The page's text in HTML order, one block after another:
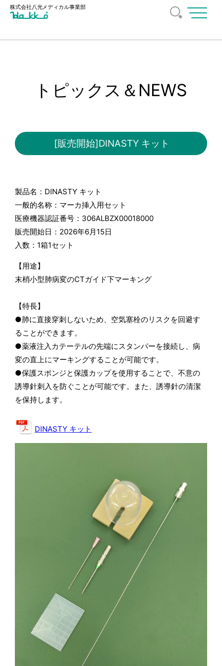
株式会社八光メディカル事業部
メ
トピックス＆NEWS
[販売開始]DINASTY キット
製品名：DINASTY キット
一般的名称：マーカ挿入用セット
医療機器認証番号：306ALBZX00018000
販売開始日：2026年6月15日
入数：1箱1セット
【用途】
末梢小型肺病変のCTガイド下マーキング
【特長】
●肺に直接穿刺しないため、空気塞栓のリスクを回避す
ることができます。
●薬液注入カテーテルの先端にスタンパーを接続し、病
変の直上にマーキングすることが可能です。
●保護スポンジと保護カップを使用することで、不意の
誘導針刺入を防ぐことが可能です。また、誘導針の清潔
を保持します。
DINASTY キット